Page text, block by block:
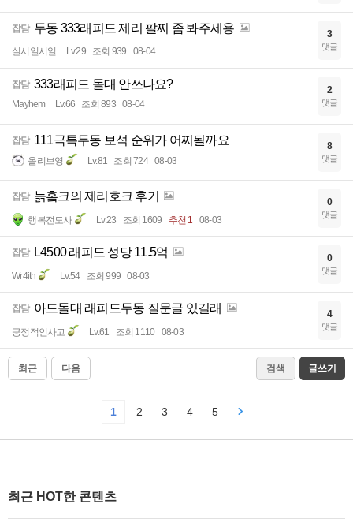
잡담 두동 333래피드 제리 팔찌 좀 봐주세용
실시일시일 Lv.29 조회 939 08-04
3
댓글
잡담 333래피드 돌대 안쓰나요?
Mayhem Lv.66 조회 893 08-04
2
댓글
잡담 111극특두동 보석 순위가 어찌될까요
올리브영 Lv.81 조회 724 08-03
8
댓글
잡담 늙홐크의 제리호크 후기
행복전도사 Lv.23 조회 1609 추천 1 08-03
0
댓글
잡담 L4500 래피드 성당 11.5억
Wr4ith Lv.54 조회 999 08-03
0
댓글
잡담 아드돌대 래피드두동 질문글 있길래
긍정적인사고 Lv.61 조회 1110 08-03
4
댓글
최근 다음 검색 글쓰기
1 2 3 4 5
최근 HOT한 콘텐츠